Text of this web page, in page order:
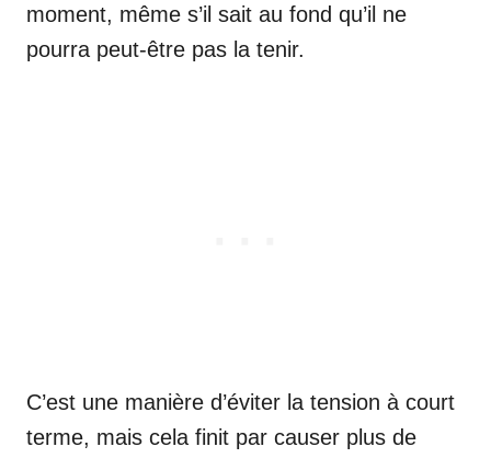
moment, même s’il sait au fond qu’il ne
pourra peut-être pas la tenir.
C’est une manière d’éviter la tension à court
terme, mais cela finit par causer plus de